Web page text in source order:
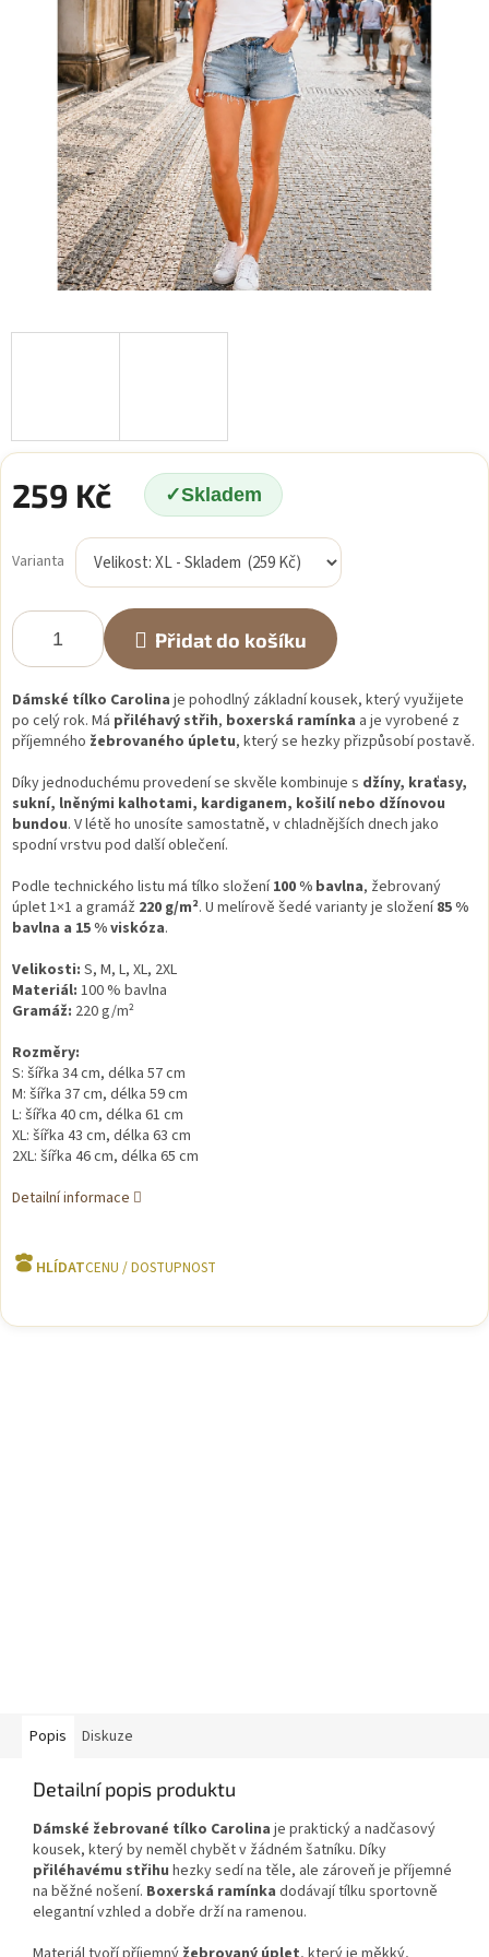
259 Kč Skladem
cena:
Varianta
Přidat do košíku
Dámské tílko Carolina je pohodlný základní kousek, který využijete
po celý rok. Má přiléhavý střih, boxerská ramínka a je vyrobené z
příjemného žebrovaného úpletu, který se hezky přizpůsobí postavě.
Díky jednoduchému provedení se skvěle kombinuje s džíny, kraťasy,
sukní, lněnými kalhotami, kardiganem, košilí nebo džínovou
bundou. V létě ho unosíte samostatně, v chladnějších dnech jako
spodní vrstvu pod další oblečení.
Podle technického listu má tílko složení100 % bavlna, žebrovaný
úplet 1×1 a gramáž 220 g/m². U melírově šedé varianty je složení85 %
bavlna a 15 % viskóza.
Velikosti: S, M, L, XL, 2XL
Materiál: 100 % bavlna
Gramáž: 220 g/m²
Rozměry:
S: šířka 34 cm, délka 57 cm
M: šířka 37 cm, délka 59 cm
L: šířka 40 cm, délka 61 cm
XL: šířka 43 cm, délka 63 cm
2XL: šířka 46 cm, délka 65 cm
Detailní informace
HLÍDAT
Popis Diskuze
Detailní popis produktu
Dámské žebrované tílko Carolina je praktický a nadčasový
kousek, který by neměl chybět v žádném šatníku. Díky
přiléhavému střihu hezky sedí na těle, ale zároveň je příjemné
na běžné nošení. Boxerská ramínka dodávají tílku sportovně
elegantní vzhled a dobře drží na ramenou.